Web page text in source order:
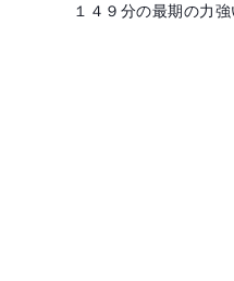
１４９分の最期の力